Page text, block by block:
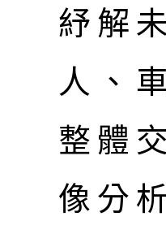
紓解
人、
整體
像分